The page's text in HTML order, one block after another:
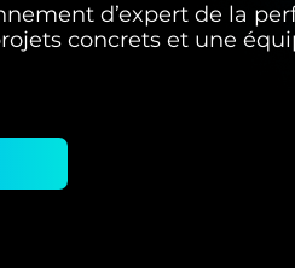
d’expert de la
concrets et une